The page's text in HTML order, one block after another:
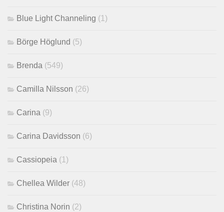
Blue Light Channeling (1)
Börge Höglund (5)
Brenda (549)
Camilla Nilsson (26)
Carina (9)
Carina Davidsson (6)
Cassiopeia (1)
Chellea Wilder (48)
Christina Norin (2)